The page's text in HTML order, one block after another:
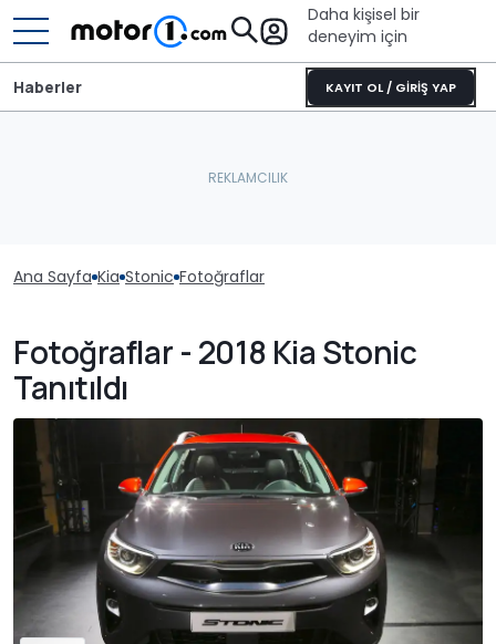
Daha kişisel bir
deneyim için
KAYIT OL / GİRİŞ YAP
Haberler
Ana Sayfa Kia Stonic Fotoğraflar
Fotoğraflar - 2018 Kia Stonic
Tanıtıldı